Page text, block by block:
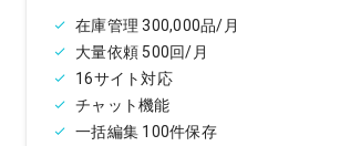
在庫管理 300,000品/月
大量依頼 500回/月
16サイト対応
チャット機能
一括編集 100件保存